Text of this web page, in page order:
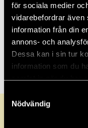
för sociala medier
vidarebefordrar även
information från din
annons- och
Dessa kan i sin tur
information som du
samlat in när du har
Samtyckesval
Nödvändig
För att öka
support numera öppen
höra av er till oss alla
Arkiv